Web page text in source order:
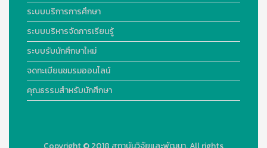
ระบบบริการการศึกษา
ระบบบริหารจัดการเรียนรู้
ระบบรับนักศึกษาใหม่
จดทะเบียนชมรมออนไลน์
คุณธรรมสำหรับนักศึกษา